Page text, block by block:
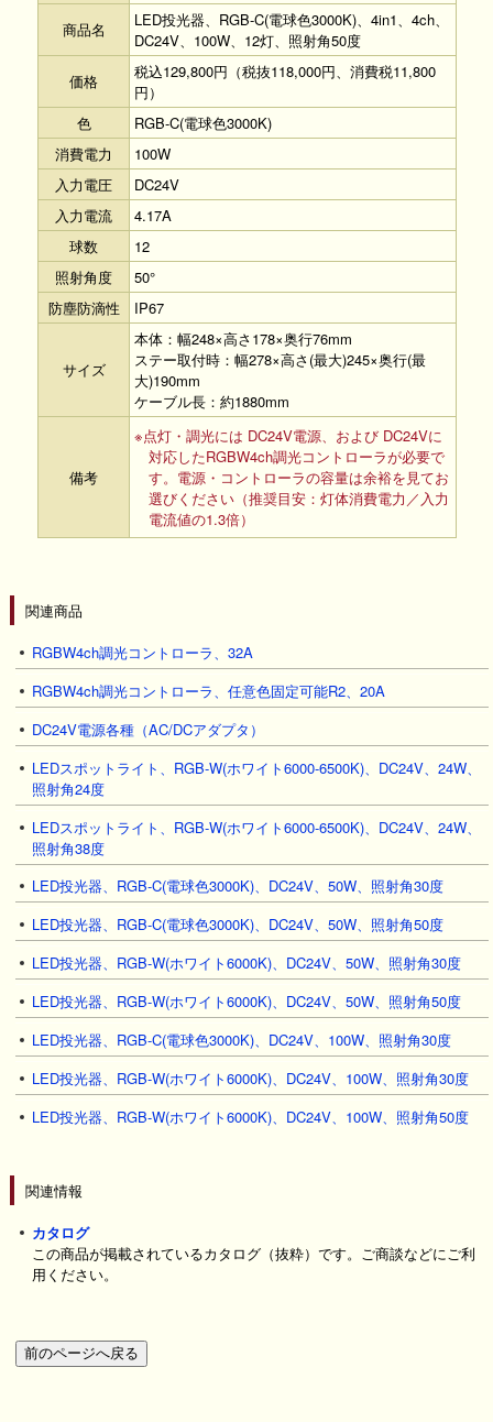
商品名
LED投光器、RGB-C(電球色3000K)、4in1、4ch、
DC24V、100W、12灯、照射角50度
価格
税込129,800円（税抜118,000円、消費税11,800
円）
色
RGB-C(電球色3000K)
消費電力
100W
入力電圧
DC24V
入力電流
4.17A
球数
12
照射角度
50°
防塵防滴性
IP67
サイズ
本体：幅248×高さ178×奥行76mm
ステー取付時：幅278×高さ(最大)245×奥行(最
大)190mm
ケーブル長：約1880mm
備考
※点灯・調光には DC24V電源、および DC24Vに
対応したRGBW4ch調光コントローラが必要で
す。電源・コントローラの容量は余裕を見てお
選びください（推奨目安：灯体消費電力／入力
電流値の1.3倍）
関連商品
RGBW4ch調光コントローラ、32A
RGBW4ch調光コントローラ、任意色固定可能R2、20A
DC24V電源各種（AC/DCアダプタ）
LEDスポットライト、RGB-W(ホワイト6000-6500K)、DC24V、24W、
照射角24度
LEDスポットライト、RGB-W(ホワイト6000-6500K)、DC24V、24W、
照射角38度
LED投光器、RGB-C(電球色3000K)、DC24V、50W、照射角30度
LED投光器、RGB-C(電球色3000K)、DC24V、50W、照射角50度
LED投光器、RGB-W(ホワイト6000K)、DC24V、50W、照射角30度
LED投光器、RGB-W(ホワイト6000K)、DC24V、50W、照射角50度
LED投光器、RGB-C(電球色3000K)、DC24V、100W、照射角30度
LED投光器、RGB-W(ホワイト6000K)、DC24V、100W、照射角30度
LED投光器、RGB-W(ホワイト6000K)、DC24V、100W、照射角50度
関連情報
カタログ
この商品が掲載されているカタログ（抜粋）です。ご商談などにご利
用ください。